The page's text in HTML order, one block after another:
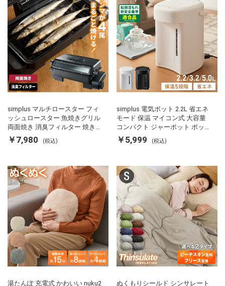
simplus マルチロースター フィ
ッシュロースター 魚焼きグリル
両面焼き 消臭フィルター 焼き魚
両面ヒーター タイマー付き SP-
FRS01 マットブラック シンプラ
￥7,980 (税込)
simplus 電気ポット 2.2L 省エネ
モード 保温 マイコン式 大容量
コンパクト ジャーポット ポット
カルキ抜き 空焚き防止 温度調節
軽量 SP-PD22 シンプラス
￥5,999 (税込)
湯たんぽ 充電式 かわいい nuku2
ぬくもりシールド シンサレート